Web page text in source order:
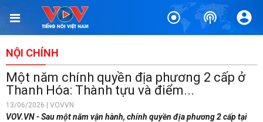
NỘI CHÍNH
Một năm chính quyền địa phương 2 cấp ở
Thanh Hóa: Thành tựu và điểm...
13/06/2026 | VOVVN
VOV.VN - Sau một năm vận hành, chính quyền địa phương 2 cấp tại